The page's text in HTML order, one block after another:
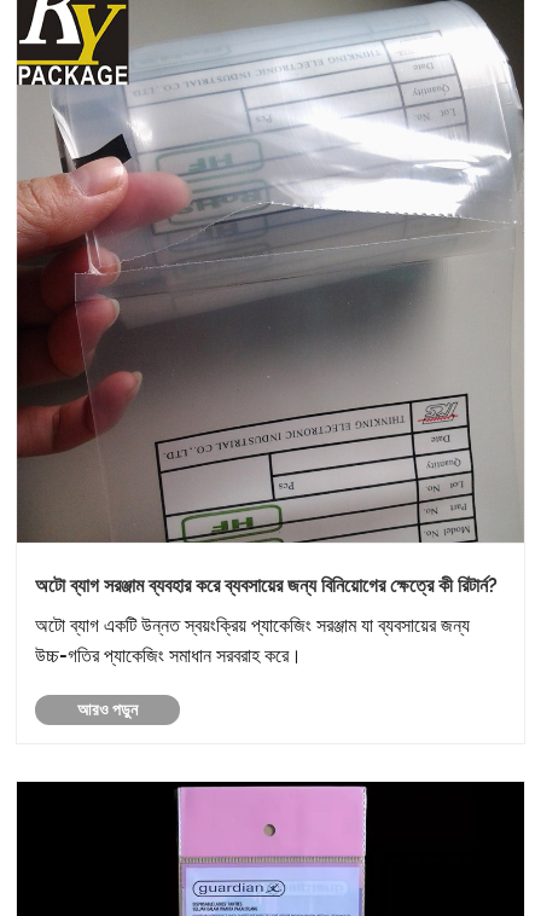
অটো ব্যাগ সরঞ্জাম ব্যবহার করে ব্যবসায়ের জন্য বিনিয়োগের ক্ষেত্রে কী রিটার্ন?
অটো ব্যাগ একটি উন্নত স্বয়ংক্রিয় প্যাকেজিং সরঞ্জাম যা ব্যবসায়ের জন্য
উচ্চ-গতির প্যাকেজিং সমাধান সরবরাহ করে।
আরও পড়ুন